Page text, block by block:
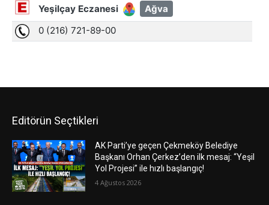
Editörün Seçtikleri
AK Parti’ye geçen Çekmeköy Belediye
Başkanı Orhan Çerkez’den ilk mesaj: “Yeşil
Yol Projesi” ile hızlı başlangıç!
4 Ağustos 2026